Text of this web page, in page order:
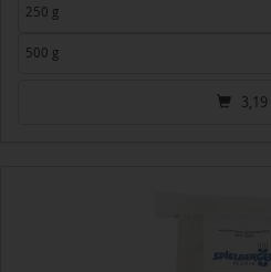
250 g
500 g
3,19